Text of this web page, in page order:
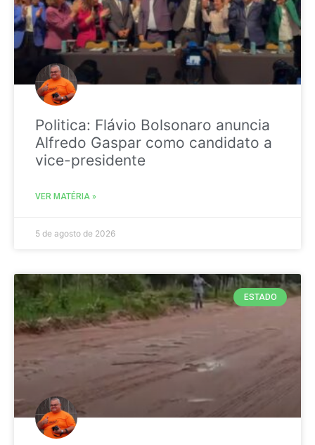
Politica: Flávio Bolsonaro anuncia
Alfredo Gaspar como candidato a
vice-presidente
VER MATÉRIA »
5 de agosto de 2026
ESTADO